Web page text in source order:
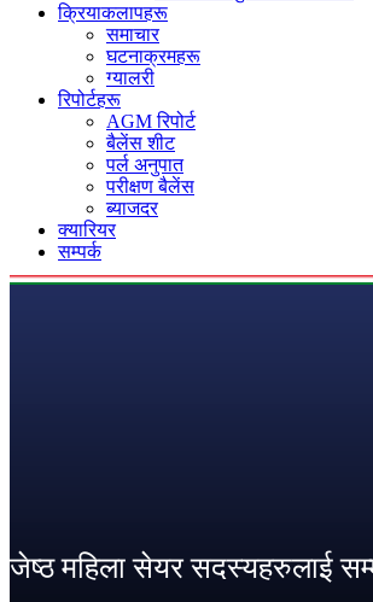
क्रियाकलापहरू
समाचार
घटनाक्रमहरू
ग्यालरी
रिपोर्टहरू
AGM रिपोर्ट
बैलेंस शीट
पर्ल अनुपात
परीक्षण बैलेंस
ब्याजदर
क्यारियर
सम्पर्क
जेष्ठ महिला सेयर सदस्यहरुलाई